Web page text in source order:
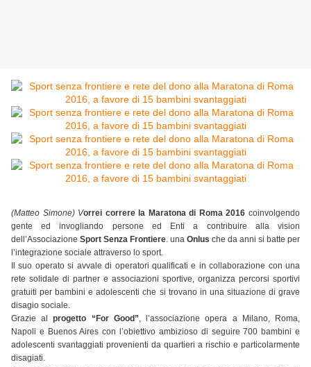
(Matteo Simone) Vorrei correre la Maratona di Roma 2016coinvolgendo
gente ed invogliando persone ed Enti a contribuire alla vision
dell’Associazione Sport Senza Frontiere. una Onlus che da anni si batte per
l’integrazione sociale attraverso lo sport.
Il suo operato si avvale di operatori qualificati e in collaborazione con una
rete solidale di partner e associazioni sportive, organizza percorsi sportivi
gratuiti per bambini e adolescenti che si trovano in una situazione di grave
disagio sociale.
Grazie alprogetto “For Good”, l’associazione opera a Milano, Roma,
Napoli e Buenos Aires con l’obiettivo ambizioso di seguire 700 bambini e
adolescenti svantaggiati provenienti da quartieri a rischio e particolarmente
disagiati.